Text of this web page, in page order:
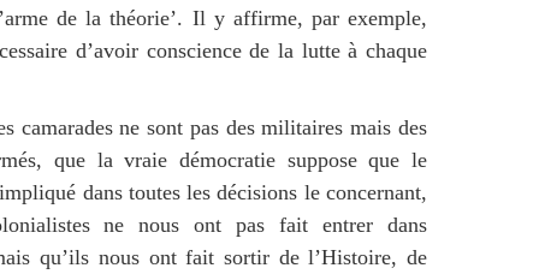
de la théorie’. Il y affirme, par exemple,
d’avoir conscience de la lutte à chaque
camarades ne sont pas des militaires mais des
que la vraie démocratie suppose que le
dans toutes les décisions le concernant,
ne nous ont pas fait entrer dans
qu’ils nous ont fait sortir de l’Histoire, de